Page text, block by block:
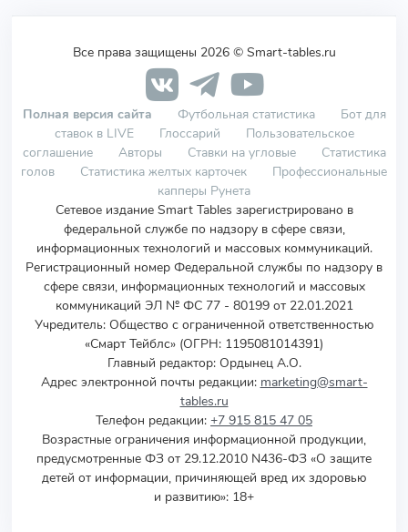
Все права защищены 2026 © Smart-tables.ru
Полная версия сайта Футбольная статистика
Бот для
ставок в LIVE
Глоссарий
Пользовательское
соглашение
Авторы Ставки на угловые
Статистика
голов
Статистика желтых карточек
Профессиональные
капперы Рунета
Сетевое издание Smart Tables зарегистрировано в
федеральной службе по надзору в сфере связи,
информационных технологий и массовых коммуникаций.
Регистрационный номер Федеральной службы по надзору в
сфере связи, информационных технологий и массовых
коммуникаций ЭЛ № ФС 77 - 80199 от 22.01.2021
Учредитель: Общество с ограниченной ответственностью
«Смарт Тейблс» (ОГРН: 1195081014391)
Главный редактор: Ордынец А.О.
Адрес электронной почты редакции: marketing@smart-
tables.ru
Телефон редакции: +7 915 815 47 05
Возрастные ограничения информационной продукции,
предусмотренные ФЗ от 29.12.2010 N436-ФЗ «О защите
детей от информации, причиняющей вред их здоровью
и развитию»: 18+